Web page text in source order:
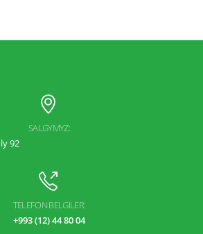
SALGYMYZ:
92
TELEFON BELGILER:
+993 (12) 44 80 04